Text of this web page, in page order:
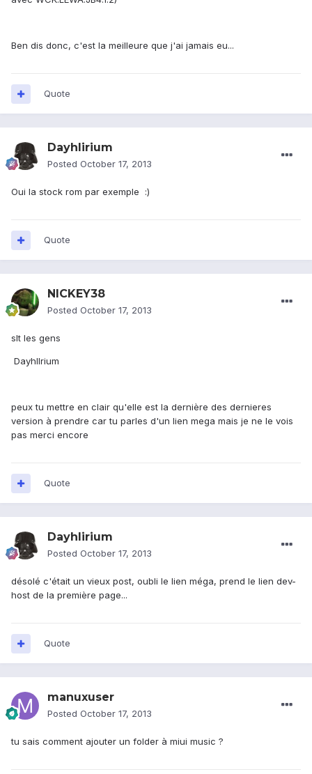
Ben dis donc, c'est la meilleure que j'ai jamais eu...
Quote
Dayhlirium
Posted October 17, 2013
Oui la stock rom par exemple :)
Quote
NICKEY38
Posted October 17, 2013
slt les gens
Dayhllrium
peux tu mettre en clair qu'elle est la dernière des dernieres
version à prendre car tu parles d'un lien mega mais je ne le vois
pas merci encore
Quote
Dayhlirium
Posted October 17, 2013
désolé c'était un vieux post, oubli le lien méga, prend le lien dev-
host de la première page...
Quote
manuxuser
Posted October 17, 2013
tu sais comment ajouter un folder à miui music ?